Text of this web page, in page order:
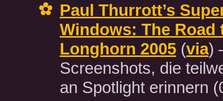
Paul Thurrott’s
Windows: The Road
Longhorn 2005 (via)
Screenshots, die
an Spotlight erinnern